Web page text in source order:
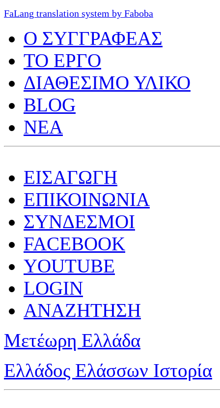
FaLang translation system by Faboba
O ΣΥΓΓΡΑΦΕΑΣ
ΤΟ ΕΡΓΟ
ΔΙΑΘΕΣΙΜΟ ΥΛΙΚΟ
BLOG
ΝΕΑ
ΕΙΣΑΓΩΓΗ
ΕΠΙΚΟΙΝΩΝΙΑ
ΣΥΝΔΕΣΜΟΙ
FACEBOOK
YOUTUBE
LOGIN
ΑΝΑΖΗΤΗΣΗ
Μετέωρη Ελλάδα
Ελλάδος Ελάσσων Ιστορία